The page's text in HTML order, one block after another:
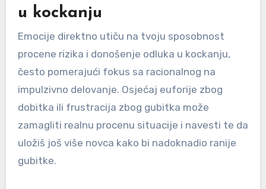
u kockanju
Emocije direktno utiču na tvoju sposobnost
procene rizika i donošenje odluka u kockanju,
često pomerajući fokus sa racionalnog na
impulzivno delovanje. Osjećaj euforije zbog
dobitka ili frustracija zbog gubitka može
zamagliti realnu procenu situacije i navesti te da
uložiš još više novca kako bi nadoknadio ranije
gubitke.